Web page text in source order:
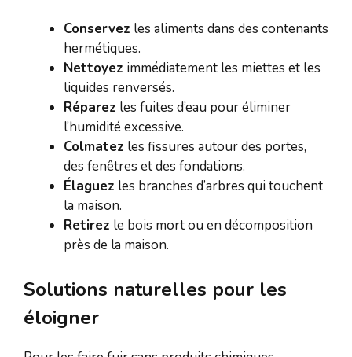
Conservez les aliments dans des contenants
hermétiques.
Nettoyez immédiatement les miettes et les
liquides renversés.
Réparez les fuites d’eau pour éliminer
l’humidité excessive.
Colmatez les fissures autour des portes,
des fenêtres et des fondations.
Élaguez les branches d’arbres qui touchent
la maison.
Retirez le bois mort ou en décomposition
près de la maison.
Solutions naturelles pour les
éloigner